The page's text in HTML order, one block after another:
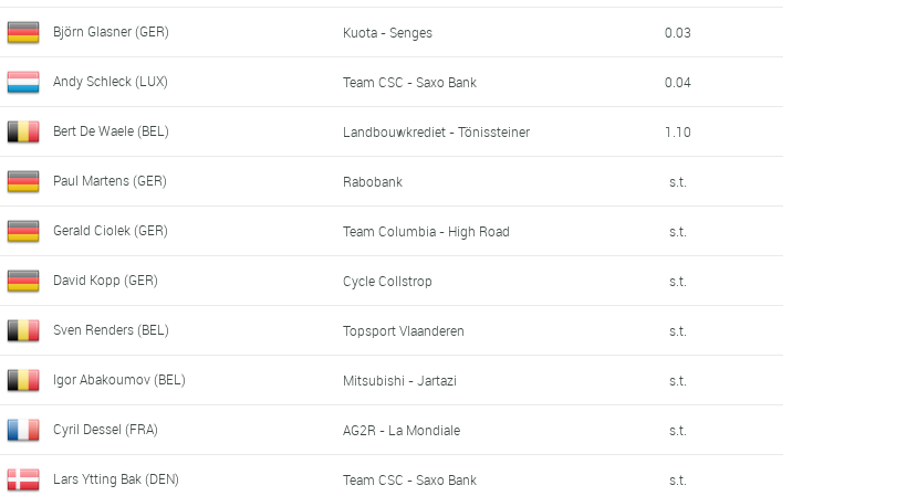
Björn Glasner (GER) Kuota - Senges 0.03
Andy Schleck (LUX) Team CSC - Saxo Bank 0.04
Bert De Waele (BEL) Landbouwkrediet - Tönissteiner 1.10
Paul Martens (GER) Rabobank s.t.
Gerald Ciolek (GER) Team Columbia - High Road s.t.
David Kopp (GER) Cycle Collstrop s.t.
Sven Renders (BEL) Topsport Vlaanderen s.t.
Igor Abakoumov (BEL) Mitsubishi - Jartazi s.t.
Cyril Dessel (FRA) AG2R - La Mondiale s.t.
Lars Ytting Bak (DEN) Team CSC - Saxo Bank s.t.